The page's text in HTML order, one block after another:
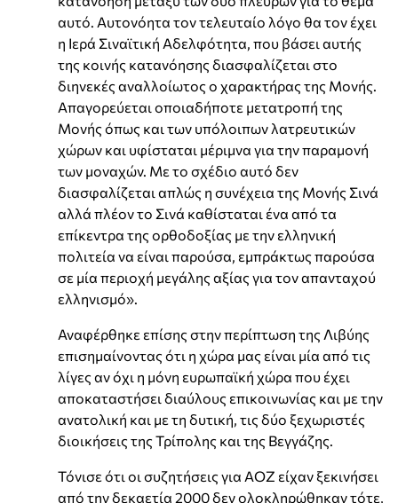
αυτό. Αυτονόητα τον τελευταίο λόγο θα τον έχει
η Ιερά Σιναϊτική Αδελφότητα, που βάσει αυτής
της κοινής κατανόησης διασφαλίζεται στο
διηνεκές αναλλοίωτος ο χαρακτήρας της Μονής.
Απαγορεύεται οποιαδήποτε μετατροπή της
Μονής όπως και των υπόλοιπων λατρευτικών
χώρων και υφίσταται μέριμνα για την παραμονή
των μοναχών. Με το σχέδιο αυτό δεν
διασφαλίζεται απλώς η συνέχεια της Μονής Σινά
αλλά πλέον το Σινά καθίσταται ένα από τα
επίκεντρα της ορθοδοξίας με την ελληνική
πολιτεία να είναι παρούσα, εμπράκτως παρούσα
σε μία περιοχή μεγάλης αξίας για τον απανταχού
ελληνισμό».
Αναφέρθηκε επίσης στην περίπτωση της Λιβύης
επισημαίνοντας ότι η χώρα μας είναι μία από τις
λίγες αν όχι η μόνη ευρωπαϊκή χώρα που έχει
αποκαταστήσει διαύλους επικοινωνίας και με την
ανατολική και με τη δυτική, τις δύο ξεχωριστές
διοικήσεις της Τρίπολης και της Βεγγάζης.
Τόνισε ότι οι συζητήσεις για ΑΟΖ είχαν ξεκινήσει
από την δεκαετία 2000 δεν ολοκληρώθηκαν τότε,